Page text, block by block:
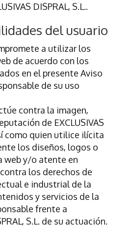
DISPRAL, S.L..
del usuario
a utilizar los
de acuerdo con los
en el presente Aviso
de su uso
contra la imagen,
de EXCLUSIVAS
como quien utilice ilícita
los diseños, logos o
web y/o atente en
los derechos de
e industrial de la
y servicios de la
frente a
S.L. de su actuación.